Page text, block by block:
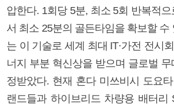
압한다. 1회당 5분, 최소 5회 반복적
서 최소 25분의 골든타임을 확보할 수
는 이 기술로 세계 최대 IT·가전 전시회
너지 부분 혁신상을 받으며 글로벌
정받았다. 현재 혼다 미쓰비시 도요
랜드들과 하이브리드 차량용 배터리